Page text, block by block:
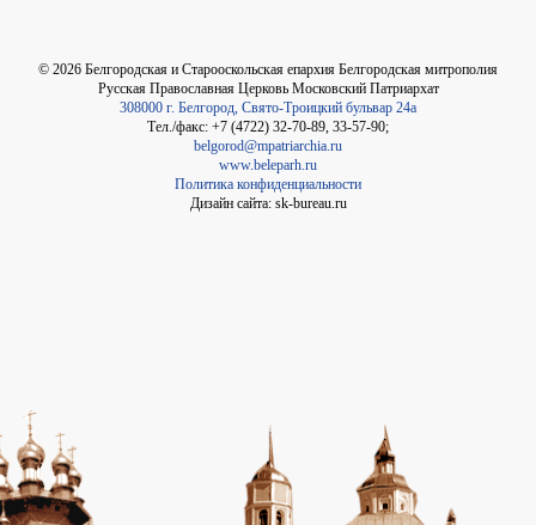
© 2026 Белгородская и Старооскольская епархия Белгородская митрополия
Русская Православная Церковь Московский Патриархат
308000 г. Белгород, Свято-Троицкий бульвар 24а
Тел./факс: +7 (4722) 32-70-89, 33-57-90;
belgorod@mpatriarchia.ru
www.beleparh.ru
Политика конфиденциальности
Дизайн сайта: sk-bureau.ru